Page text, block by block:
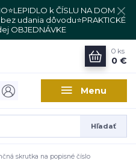
k ČÍSLU NA DOM
udania dôvodu⭐PRAKTICKÉ
OBJEDNÁVKE
Menu
Hľadať
0 ks
0 €
skrutka na popisné číslo